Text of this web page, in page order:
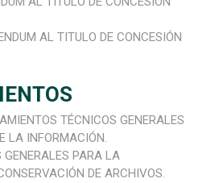
AL TITULO DE CONCESIÓN
TÉCNICOS GENERALES
LA INFORMACIÓN.
PARA LA
DE ARCHIVOS.